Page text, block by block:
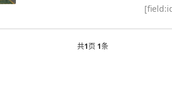
共1页 1条